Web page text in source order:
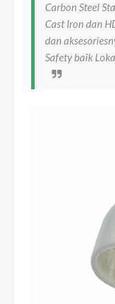
Carbon Steel
Cast Iron dan
dan
Safety baik